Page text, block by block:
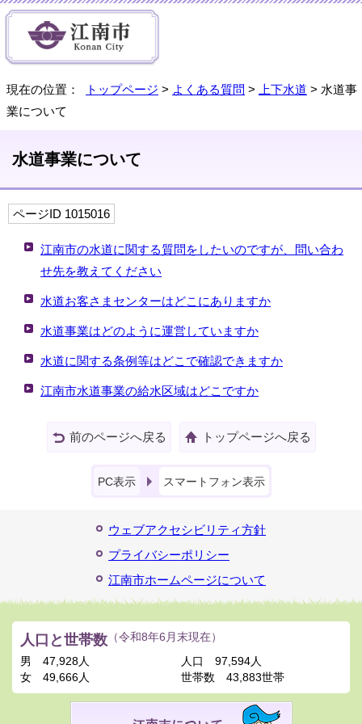
現在の位置： トップページ > よくある質問 > 上下水道 > 水道事
業について
水道事業について
ページID 1015016
江南市の水道に関する質問をしたいのですが、問い合わ
せ先を教えてください
水道お客さまセンターはどこにありますか
水道事業はどのように運営していますか
水道に関する条例等はどこで確認できますか
江南市水道事業の給水区域はどこですか
前のページへ戻る トップページへ戻る
PC表示 スマートフォン表示
ウェブアクセシビリティ方針
プライバシーポリシー
江南市ホームページについて
人口と世帯数 （令和8年6月末現在）
男
47,928人
女
49,666人
人口
97,594人
世帯数
43,883世帯